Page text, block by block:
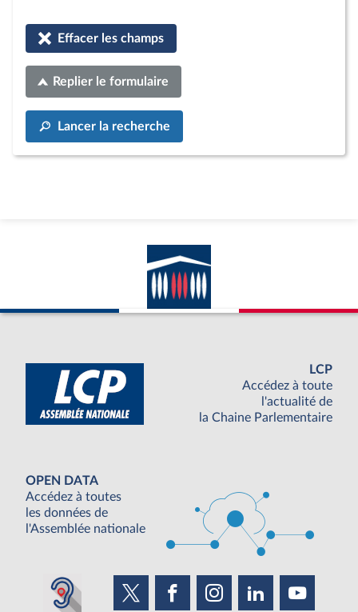
Effacer les champs
Replier le formulaire
Lancer la recherche
LCP
Accédez à toute
l'actualité de
la Chaine Parlementaire
OPEN DATA
Accédez à toutes
les données de
l'Assemblée nationale